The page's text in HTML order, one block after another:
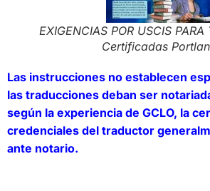
EXIGENCIAS POR USCIS
Certificadas
Las instrucciones no establecen
las traducciones deban ser
según la experiencia de GCLO, la
credenciales del traductor
ante notario.